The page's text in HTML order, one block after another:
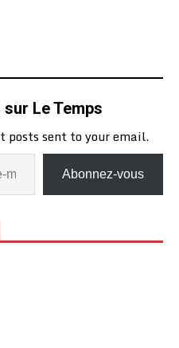
Le Temps
posts sent to your email.
Abonnez-vous